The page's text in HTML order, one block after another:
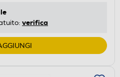
verifica